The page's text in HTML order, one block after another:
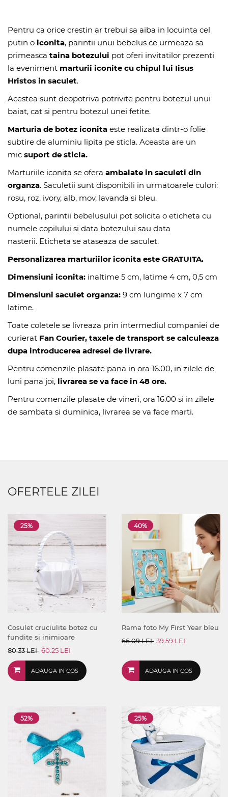
Pentru ca orice crestin ar trebui sa aiba in locuinta cel
putin o iconita, parintii unui bebelus ce urmeaza sa
primeasca taina botezului pot oferi invitatilor prezenti
la eveniment marturii iconite cu chipul lui Iisus
Hristos in saculet.
Acestea sunt deopotriva potrivite pentru botezul unui
baiat, cat si pentru botezul unei fetite.
Marturia de botez iconita este realizata dintr-o folie
subtire de aluminiu lipita pe sticla. Aceasta are un
mic suport de sticla.
Marturiile iconita se ofera ambalate in saculeti din
organza. Saculetii sunt disponibili in urmatoarele culori:
rosu, roz, ivory, alb, mov, lavanda si bleu.
Optional, parintii bebelusului pot solicita o eticheta cu
numele copilului si data botezului sau data
nasterii. Eticheta se ataseaza de saculet.
Personalizarea marturiilor iconita este GRATUITA.
Dimensiuni iconita: inaltime 5 cm, latime 4 cm, 0,5 cm
Dimensiuni saculet organza: 9 cm lungime x 7 cm
latime.
Toate coletele se livreaza prin intermediul companiei de
curierat Fan Courier, taxele de transport se calculeaza
dupa introducerea adresei de livrare.
Pentru comenzile plasate pana in ora 16.00, in zilele de
luni pana joi, livrarea se va face in 48 ore.
Pentru comenzile plasate de vineri, ora 16.00 si in zilele
de sambata si duminica, livrarea se va face marti.
OFERTELE ZILEI
25%
Cosulet cruciulite botez cu
fundite si inimioare
80.33 LEI 60.25 LEI
ADAUGA IN COS
40%
Rama foto My First Year bleu
66.09 LEI 39.59 LEI
ADAUGA IN COS
52% 25%